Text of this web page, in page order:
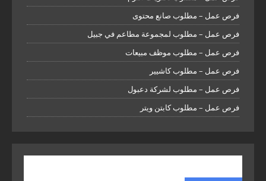
فرص عمل – مطلوب صانع محتوى
فرص عمل – مطلوب لمجموعة مطاعم في جبيل
فرص عمل – مطلوب موظف مبيعات
فرص عمل – مطلوب كاشيير
فرص عمل – مطلوب لشركة دعبول
فرص عمل – مطلوب كابتن ويتر